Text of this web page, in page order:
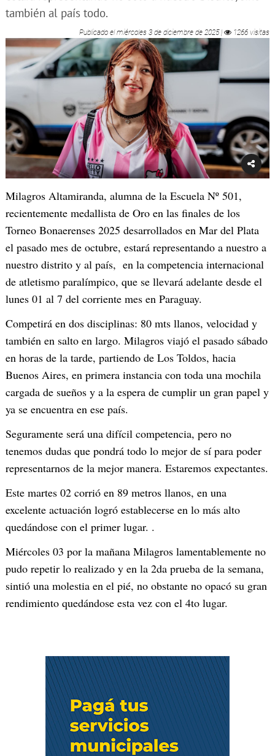
también al país todo.
Publicado elmiércoles 3 de diciembre de 2025| 1266 visitas
Milagros Altamiranda, alumna de la Escuela Nº 501,
recientemente medallista de Oro en las finales de los
Torneo Bonaerenses 2025 desarrollados en Mar del Plata
el pasado mes de octubre, estará representando a nuestro a
nuestro distrito y al país, en la competencia internacional
de atletismo paralímpico, que se llevará adelante desde el
lunes 01 al 7 del corriente mes en Paraguay.
Competirá en dos disciplinas: 80 mts llanos, velocidad y
también en salto en largo. Milagros viajó el pasado sábado
en horas de la tarde, partiendo de Los Toldos, hacia
Buenos Aires, en primera instancia con toda una mochila
cargada de sueños y a la espera de cumplir un gran papel y
ya se encuentra en ese país.
Seguramente será una difícil competencia, pero no
tenemos dudas que pondrá todo lo mejor de sí para poder
representarnos de la mejor manera. Estaremos expectantes.
Este martes 02 corrió en 89 metros llanos, en una
excelente actuación logró establecerse en lo más alto
quedándose con el primer lugar. .
Miércoles 03 por la mañana Milagros lamentablemente no
pudo repetir lo realizado y en la 2da prueba de la semana,
sintió una molestia en el pié, no obstante no opacó su gran
rendimiento quedándose esta vez con el 4to lugar.